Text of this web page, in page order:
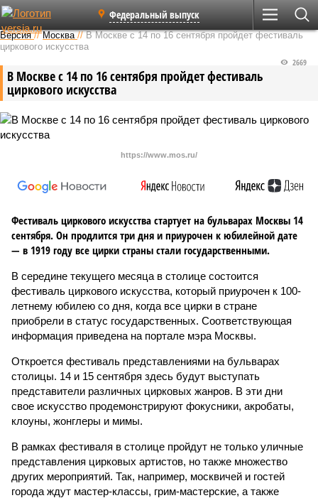
Федеральный выпуск
Версия //Москва //В Москве с 14 по 16 сентября пройдет фестиваль
циркового искусства
В Москве с 14 по 16 сентября пройдет фестиваль
циркового искусства
2669
https://www.mos.ru/
Фестиваль циркового искусства стартует на бульварах Москвы 14
сентября. Он продлится три дня и приурочен к юбилейной дате
— в 1919 году все цирки страны стали государственными.
В середине текущего месяца в столице состоится
фестиваль циркового искусства, который приурочен к 100-
летнему юбилею со дня, когда все цирки в стране
приобрели в статус государственных. Соответствующая
информация приведена на портале мэра Москвы.
Откроется фестиваль представлениями на бульварах
столицы. 14 и 15 сентября здесь будут выступать
представители различных цирковых жанров. В эти дни
свое искусство продемонстрируют фокусники, акробаты,
клоуны, жонглеры и мимы.
В рамках фестиваля в столице пройдут не только уличные
представления цирковых артистов, но также множество
других мероприятий. Так, например, москвичей и гостей
города ждут мастер-классы, грим-мастерские, а также